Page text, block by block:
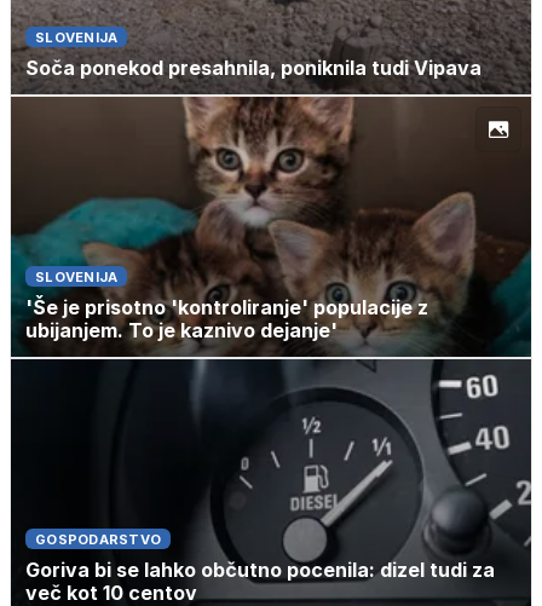
SLOVENIJA
Soča ponekod presahnila, poniknila tudi Vipava
SLOVENIJA
'Še je prisotno 'kontroliranje' populacije z
ubijanjem. To je kaznivo dejanje'
GOSPODARSTVO
Goriva bi se lahko občutno pocenila: dizel tudi za
več kot 10 centov